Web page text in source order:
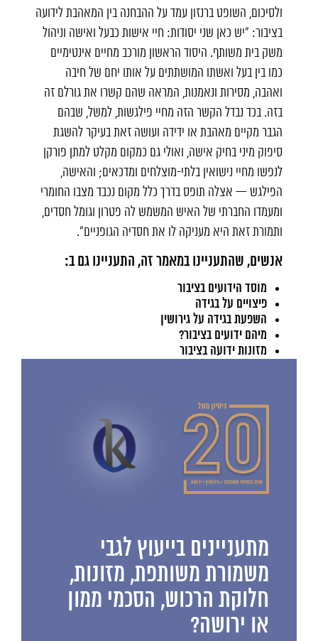
ולסיכום, השופט ברנזון עמד על ההבחנה בין המאהבת לידועה
בציבור: ״יש כאן שני יסודות: חיי אישות כבעל ואישה וניהול
משק בית משותף. היסוד הראשון מורכב מחיים אינטימיים
כמו בין בעל ואשתו המושתתים על אותו יחם של חיבה
ואהבה, מסירות ונאמנות, המראה שהם קשרו את גורלם זה
בזה. בכד נבדל הקשר הזה מחיי פילגשות, למשל, שבהם
הגבר מקיים מאהבת או ידידה ועושה זאת בעיקר להשגת
סיפוק מיני בחיק אישה, ואולי גם כמקום מקלט למתן פורקן
לנפשו מחיי נישואין בלתי-מוצלחים ומדכאים; והאישה,
הפילגש — אצלה תופס בדרך כלל מקום נכבד מצבו החומרי
ומעמדו החברתי של האיש המשמש לה פטרון וגומל חסדים,
ותמורת זאת היא מעניקה לו את חסדיה הגופניים".
אנשים, שהתעניינו במאמר זה, התעניינו גם ב:
מוסד הידועים בציבור
פיצויים על בגידה
השפעת בגידה על גירושין
מיהם ידועים בציבור?
מזונות ידועה בציבור
מתעניינים בייעוץ לגבי
משמורת משותפת, מזונות,
חלוקת הרכוש, הסכמי ממון
או ירושה?